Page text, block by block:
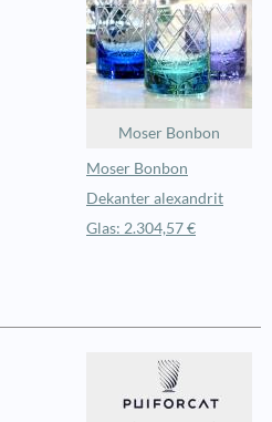
Moser Bonbon
Moser Bonbon
Dekanter alexandrit
Glas: 2.304,57 €